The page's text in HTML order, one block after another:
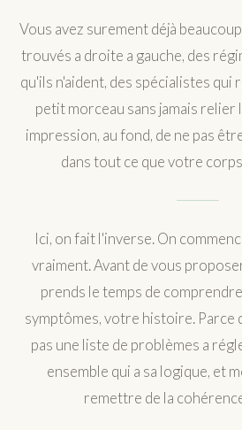
Vous avez surement déjà
trouvés a droite a gauche, des
qu'ils n'aident, des spécialistes qui
petit morceau sans jamais relier
impression, au fond, de ne pas
dans tout ce que votre
Ici, on fait l'inverse. On
vraiment. Avant de vous
prends le temps de
symptômes, votre histoire. Parce
pas une liste de problèmes a
ensemble qui a sa logique, et
remettre de la